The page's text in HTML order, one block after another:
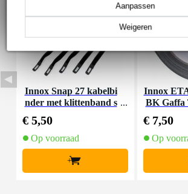
Weigeren
Aanpassen
Innox Snap 27 kabelbi
nder met klittenband s
€ 5,50
Op voorraad
+
Innox
BK Gaffa
€ 7,50
Op